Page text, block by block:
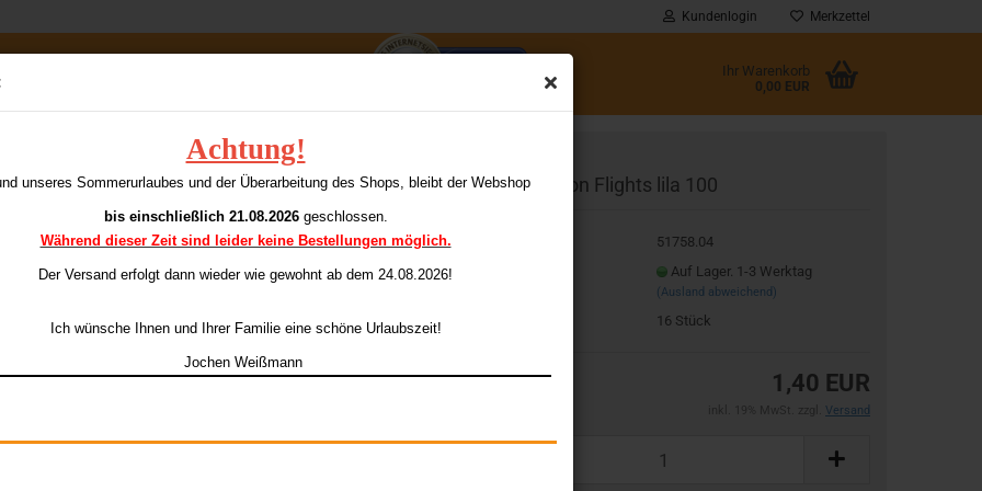
Achtung!
unseres Sommerurlaubes und der Überarbeitung des Shops, bleibt der Webshop
bis einschließlich 21.08.2026geschlossen.
Während dieser Zeit sind leider keine Bestellungen möglich.
Der Versand erfolgt dann wieder wie gewohnt ab dem 24.08.2026!
Ich wünsche Ihnen und Ihrer Familie eine schöne Urlaubszeit!
Jochen Weißmann
Kundenlogin
Passwort
Merkzettel
Ihr Warenkorb
0,00 EUR
Kategorie Target Vision Flights lila 100
51758.04
Auf Lager. 1-3 Werktag
(Ausland abweichend)
16 Stück
1,40 EUR
Versand